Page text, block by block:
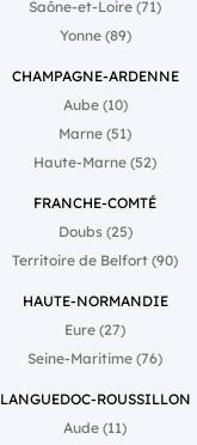
Saône-et-Loire (71)
Yonne (89)
CHAMPAGNE-ARDENNE
Aube (10)
Marne (51)
Haute-Marne (52)
FRANCHE-COMTÉ
Doubs (25)
Territoire de Belfort (90)
HAUTE-NORMANDIE
Eure (27)
Seine-Maritime (76)
LANGUEDOC-ROUSSILLON
Aude (11)